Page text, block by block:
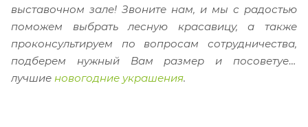
выставочном зале! Звоните нам, и мы с радостью
поможем выбрать лесную красавицу, а также
проконсультируем по вопросам сотрудничества,
подберем нужный Вам размер и посоветуем
лучшие новогодние украшения.